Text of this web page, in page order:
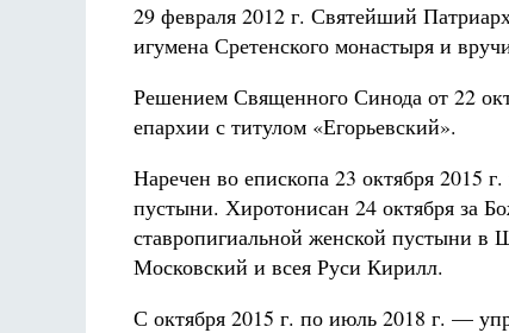
29 февраля 2012 г. Святейший
игумена Сретенского монастыря и
Решением Священного Синода от 22
епархии с титулом «Егорьевский».
Наречен во епископа 23 октября 2015
пустыни. Хиротонисан 24 октября за
ставропигиальной женской пустыни в
Московский и всея Руси Кирилл.
С октября 2015 г. по июль 2018 г. —